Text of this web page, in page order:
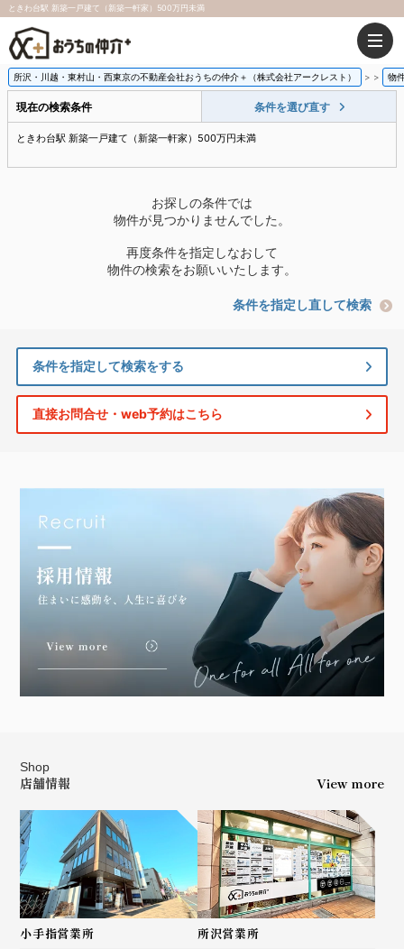
ときわ台駅 新築一戸建て（新築一軒家）500万円未満
所沢・川越・東村山・西東京の不動産会社おうちの仲介＋（株式会社アークレスト） > 物
現在の検索条件 条件を選び直す
ときわ台駅 新築一戸建て（新築一軒家）500万円未満
お探しの条件では
物件が見つかりませんでした。
再度条件を指定しなおして
物件の検索をお願いいたします。
条件を指定し直して検索
条件を指定して検索をする
直接お問合せ・web予約はこちら
Shop
店舗情報 View more
小手指営業所 所沢営業所